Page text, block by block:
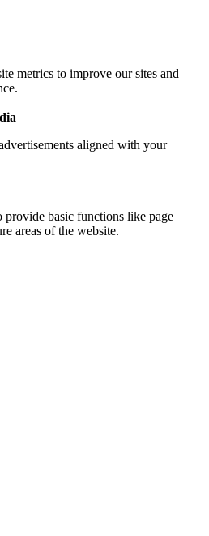
metrics to improve our sites and
aligned with your
provide basic functions like page
areas of the website.